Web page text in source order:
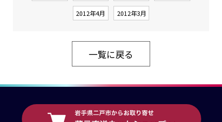
2012年4月 2012年3月
一覧に戻る